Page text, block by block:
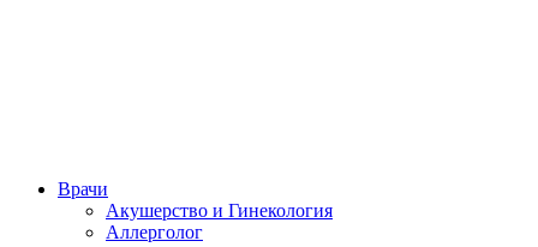
Врачи
Акушерство и Гинекология
Аллерголог